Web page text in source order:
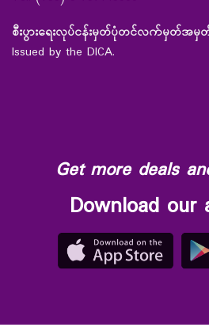
စီးပွားရေးလုပ်ငန်းမှတ်ပုံတင်လက်မှတ်အမှ
Issued by the DICA.
Get more deals
Download our